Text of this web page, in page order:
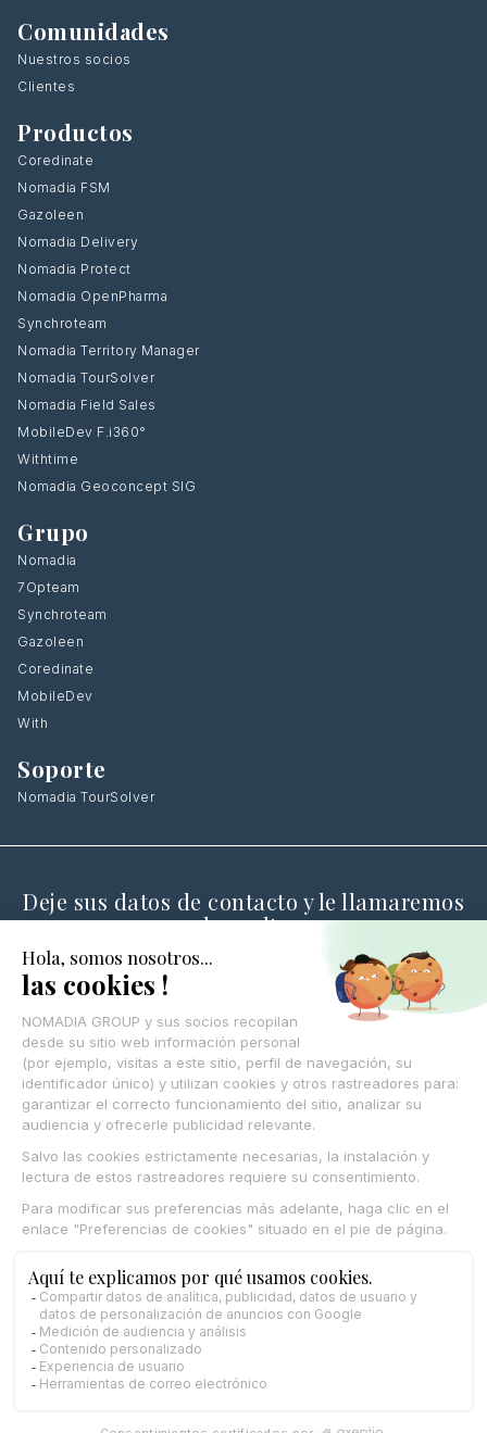
Comunidades
Nuestros socios
Clientes
Productos
Coredinate
Nomadia FSM
Gazoleen
Nomadia Delivery
Nomadia Protect
Nomadia OpenPharma
Synchroteam
Nomadia Territory Manager
Nomadia TourSolver
Nomadia Field Sales
MobileDev F.i360°
Withtime
Nomadia Geoconcept SIG
Grupo
Nomadia
7Opteam
Synchroteam
Gazoleen
Coredinate
MobileDev
With
Soporte
Nomadia TourSolver
Deje sus datos de contacto y le llamaremos
de vuelta
© Nomadia 2025
Aviso legal
Condiciones generales de uso de la plataforma Nomadia
Política de cookies – Gestión de datos de navegación Nomadia
Protección de datos personales – Política Nomadia
Español
Français
English
Italiano
Deutsch